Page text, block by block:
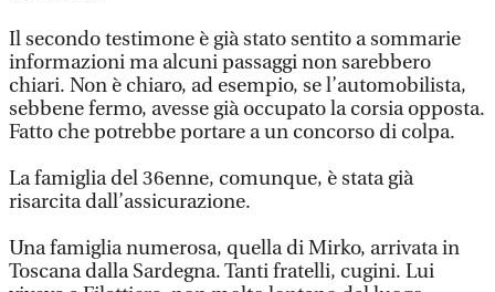
Il secondo testimone è già stato sentito a sommarie
informazioni ma alcuni passaggi non sarebbero
chiari. Non è chiaro, ad esempio, se l’automobilista,
sebbene fermo, avesse già occupato la corsia opposta.
Fatto che potrebbe portare a un concorso di colpa.
La famiglia del 36enne, comunque, è stata già
risarcita dall’assicurazione.
Una famiglia numerosa, quella di Mirko, arrivata in
Toscana dalla Sardegna. Tanti fratelli, cugini. Lui